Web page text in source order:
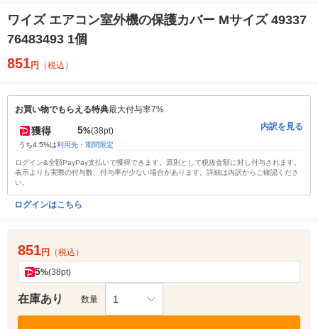
ワイズ エアコン室外機の保護カバー Mサイズ 49337
76483493 1個
851円 （税込）
お買い物でもらえる特典最大付与率7%
獲得 5%(38pt)
うち4.5%は利用先・期間限定
内訳を見る
ログイン&全額PayPay支払いで獲得できます。原則として税抜金額に対し付与されます。
表示よりも実際の付与数、付与率が少ない場合があります。詳細は内訳からご確認くださ
い。
ログインはこちら
851円 （税込）
5%(38pt)
在庫あり 数量 1